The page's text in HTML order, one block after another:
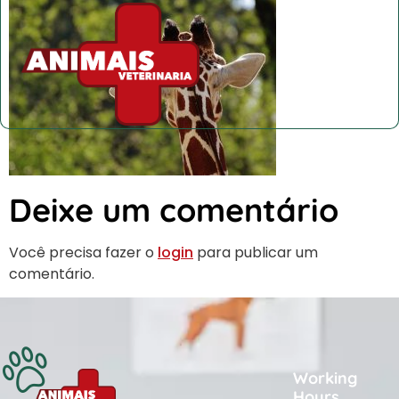
Deixe um comentário
Você precisa fazer o login para publicar um
comentário.
Working